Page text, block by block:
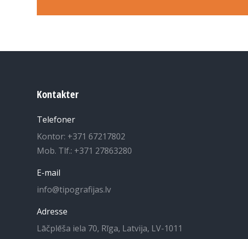
Kontakter
Telefoner
Kontor: +371 67217802
Mob. Tlf.: +371 27863280
E-mail
info@tipografijas.lv
Adresse
Lāčplēša iela 70, Rīga, Latvija, LV-1011